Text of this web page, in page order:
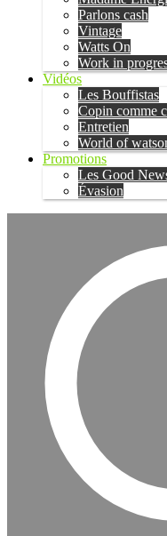
Parlons cash
Vintage
Watts On
Work in
Vidéos
Les Bouffistas
Copin comme
Entretien
World of
Promotions
Les Good
Évasion